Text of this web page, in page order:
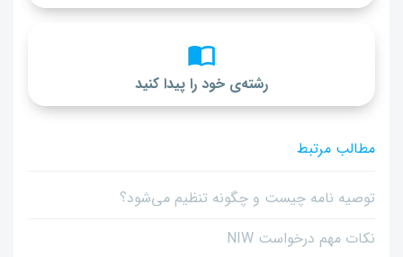
رشته‌ی خود را پیدا کنید
مطالب مرتبط
توصیه نامه چیست و چگونه تنظیم می‌شود؟
نکات مهم درخواست NIW